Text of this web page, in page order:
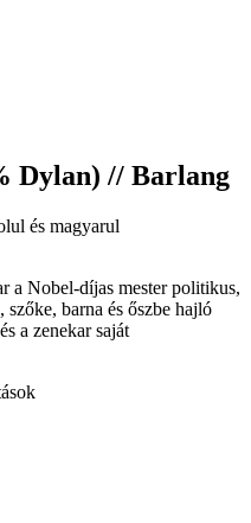
Dylan) // Barlang
és magyarul
a Nobel-díjas mester politikus,
barna és őszbe hajló
a zenekar saját